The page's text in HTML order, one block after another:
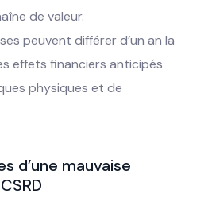
de valeur.
peuvent différer d’un an la
effets financiers anticipés
physiques et de
d’une mauvaise